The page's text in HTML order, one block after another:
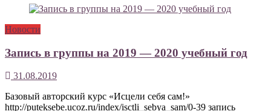
Новости
Запись в группы на 2019 — 2020 учебный год
31.08.2019
Базовый авторский курс «Исцели себя сам!»
http://puteksebe.ucoz.ru/index/isctli_sebya_sam/0-39 запись